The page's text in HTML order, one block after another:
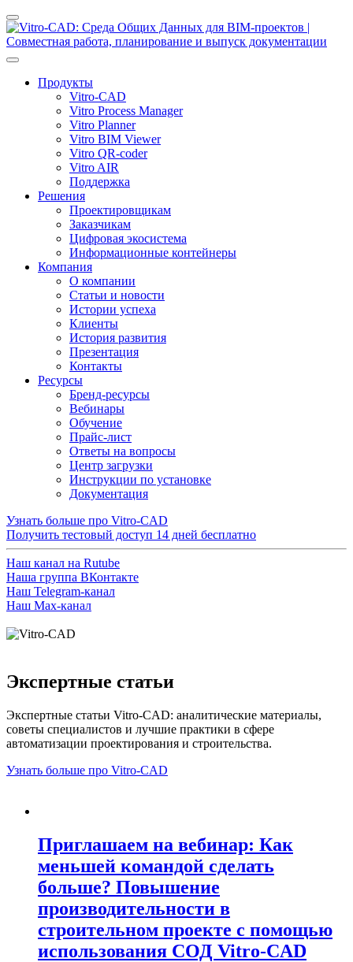
Продукты
Vitro-CAD
Vitro Process Manager
Vitro Planner
Vitro BIM Viewer
Vitro QR-coder
Vitro AIR
Поддержка
Решения
Проектировщикам
Заказчикам
Цифровая экосистема
Информационные контейнеры
Компания
О компании
Статьи и новости
Истории успеха
Клиенты
История развития
Презентация
Контакты
Ресурсы
Бренд-ресурсы
Вебинары
Обучение
Прайс-лист
Ответы на вопросы
Центр загрузки
Инструкции по установке
Документация
Узнать больше про Vitro-CAD
Получить тестовый доступ 14 дней бесплатно
Наш канал на Rutube
Наша группа ВКонтакте
Наш Telegram-канал
Наш Max-канал
Экспертные статьи
Экспертные статьи Vitro-CAD: аналитические материалы,
советы специалистов и лучшие практики в сфере
автоматизации проектирования и строительства.
Узнать больше про Vitro-CAD
Приглашаем на вебинар: Как
меньшей командой сделать
больше? Повышение
производительности в
строительном проекте с помощью
использования СОД Vitro-CAD